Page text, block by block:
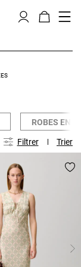
ROBES EN
Filtrer Trier